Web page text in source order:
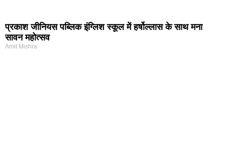
प्रकाश जीनियस पब्लिक इंग्लिश स्कूल में हर्षोल्लास के साथ मना
सावन महोत्सव
Amit Mishra